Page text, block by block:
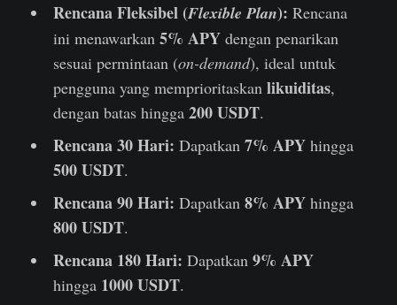
Rencana Fleksibel (Flexible Plan): Rencana
ini menawarkan 5% APYdengan penarikan
sesuai permintaan (on-demand), ideal untuk
pengguna yang memprioritaskan likuiditas,
dengan batas hingga 200 USDT.
Rencana 30 Hari: Dapatkan 7% APYhingga
500 USDT.
Rencana 90 Hari: Dapatkan 8% APYhingga
800 USDT.
Rencana 180 Hari: Dapatkan 9% APY
hingga 1000 USDT.